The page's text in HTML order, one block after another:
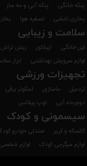
پنکه خانگی پنکه آبی و مه ساز
بخاری تابشی
تصفیه هوا
سلامت و زیبایی
لیزر خانگی اپیلاتور ریش تراش
لوازم سرویش بهداشتی
ابزار
تجهیزات ورزشی
تردمیل ماساژور اسکوتر برقی
دوچرخه آبی
توپ پیلاتس
سیسمونی و کودک
کالسکه و کریر صندلی خودرو
لوازم سرگرمی کودک
لوازم